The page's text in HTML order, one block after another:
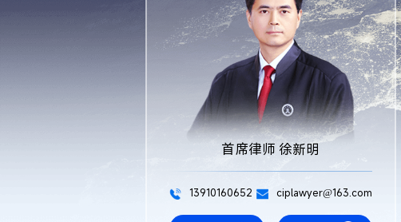
首席律师 徐新明
13910160652 ciplawyer@163.com